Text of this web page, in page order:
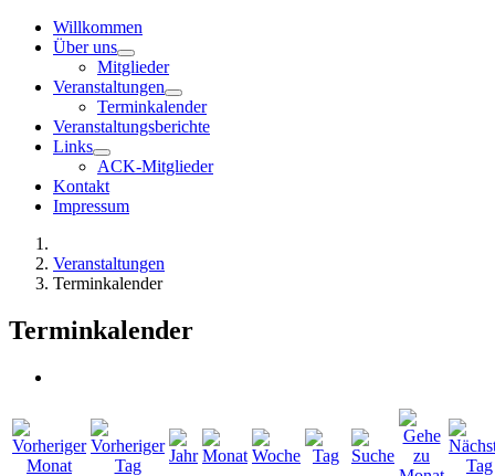
Willkommen
Über uns
Mitglieder
Veranstaltungen
Terminkalender
Veranstaltungsberichte
Links
ACK-Mitglieder
Kontakt
Impressum
Veranstaltungen
Terminkalender
Terminkalender